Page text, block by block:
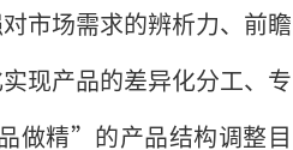
市场需求的辨析力、前瞻
现产品的差异化分工、专
做精”的产品结构调整目